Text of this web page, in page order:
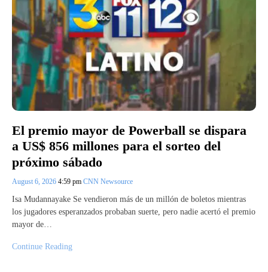
El premio mayor de Powerball se dispara
a US$ 856 millones para el sorteo del
próximo sábado
August 6, 2026 4:59 pm CNN Newsource
Isa Mudannayake Se vendieron más de un millón de boletos mientras
los jugadores esperanzados probaban suerte, pero nadie acertó el premio
mayor de…
Continue Reading